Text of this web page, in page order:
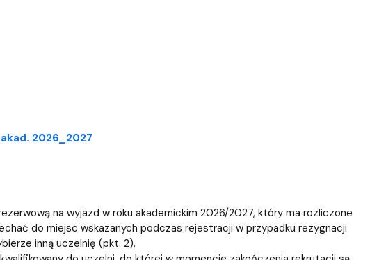
2026_2027
na wyjazd w roku akademickim 2026/2027, który ma rozliczone
do miejsc wskazanych podczas rejestracji w przypadku rezygnacji
inną uczelnię (pkt. 2).